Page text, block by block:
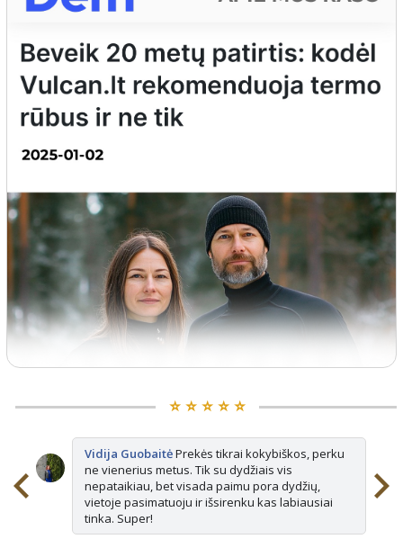
⭐️ ⭐️ ⭐️ ⭐️ ⭐️
Vidija GuobaitėPrekės tikrai kokybiškos, perku
ne vienerius metus. Tik su dydžiais vis
nepataikiau, bet visada paimu pora dydžių,
vietoje pasimatuoju ir išsirenku kas labiausiai
tinka. Super!